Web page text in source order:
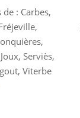
: Carbes,
Serviès,
Viterbe